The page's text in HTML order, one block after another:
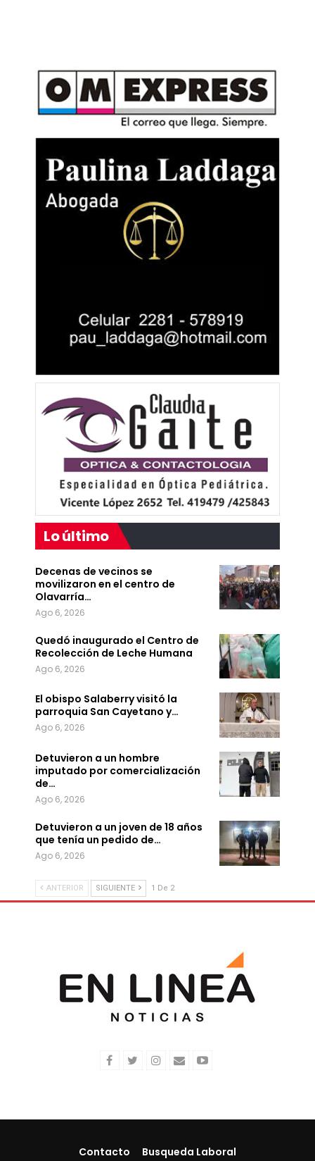
Lo último
Decenas de vecinos se
movilizaron en el centro de
Olavarría…
Ago 6, 2026
Quedó inaugurado el Centro de
Recolección de Leche Humana
Ago 6, 2026
El obispo Salaberry visitó la
parroquia San Cayetano y…
Ago 6, 2026
Detuvieron a un hombre
imputado por comercialización
de…
Ago 6, 2026
Detuvieron a un joven de 18 años
que tenía un pedido de…
Ago 6, 2026
ANTERIOR SIGUIENTE 1 De 2
Contacto Busqueda Laboral